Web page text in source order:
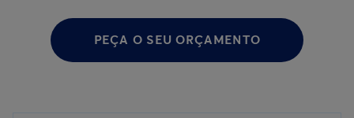
PEÇA O SEU ORÇAMENTO